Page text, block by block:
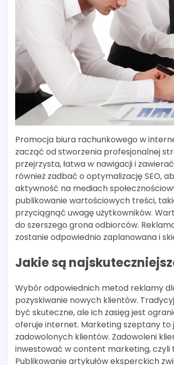
Promocja biura rachunkowego w
zacząć od stworzenia profesjonalnej
przejrzysta, łatwa w nawigacji i
również zadbać o optymalizację SEO,
aktywność na mediach
publikowanie wartościowych treści,
przyciągnąć uwagę użytkowników.
do szerszego grona odbiorców.
zostanie odpowiednio zaplanowana i
Jakie są
Wybór odpowiednich metod reklamy
pozyskiwanie nowych klientów.
być skuteczne, ale ich zasięg jest
oferuje internet. Marketing szeptany
zadowolonych klientów. Zadowoleni
inwestować w content marketing,
Publikowanie artykułów eksperckich